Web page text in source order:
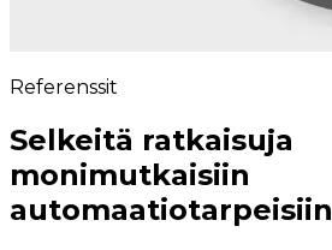
Referenssit
Selkeitä ratkaisuja
monimutkaisiin
automaatiotarpeisiin